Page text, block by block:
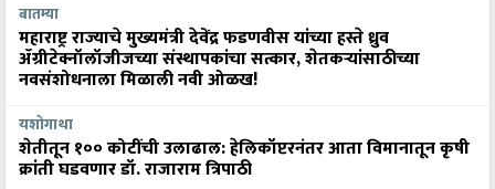
बातम्या
महाराष्ट्र राज्याचे मुख्यमंत्री देवेंद्र फडणवीस यांच्या हस्ते ध्रुव
ॲग्रीटेक्नॉलॉजीजच्या संस्थापकांचा सत्कार, शेतकऱ्यांसाठीच्या
नवसंशोधनाला मिळाली नवी ओळख!
यशोगाथा
शेतीतून १०० कोटींची उलाढाल: हेलिकॉप्टरनंतर आता विमानातून कृषी
क्रांती घडवणार डॉ. राजाराम त्रिपाठी